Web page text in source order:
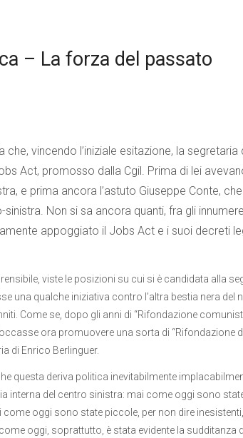
– La forza del passato
vincendo l’iniziale esitazione, la segretaria
Act, promosso dalla Cgil. Prima di lei
e prima ancora l’astuto Giuseppe Conte,
Non si sa ancora quanti, fra gli
appoggiato il Jobs Act e i suoi decreti
viste le posizioni su cui si è candidata alla
una qualche iniziativa contro l’altra bestia nera del
Come se, dopo gli anni di “Rifondazione
ora promuovere una sorta di “Rifondazione
di Enrico Berlinguer.
questa deriva politica inevitabilmente
interna del centro sinistra: mai come oggi sono
oggi sono state piccole, per non dire
oggi, soprattutto, è stata evidente la sudditanza